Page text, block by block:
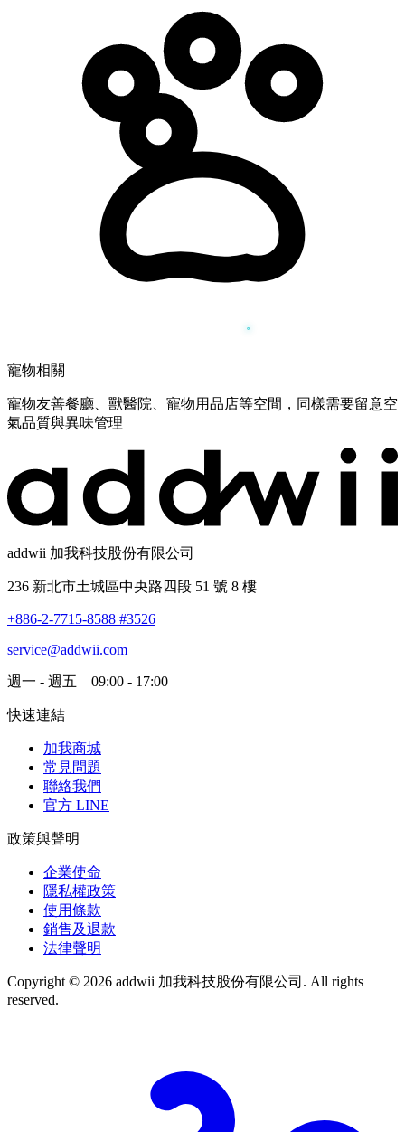
寵物相關
寵物友善餐廳、獸醫院、寵物用品店等空間，同樣需要留意空
氣品質與異味管理
addwii 加我科技股份有限公司
236 新北市土城區中央路四段 51 號 8 樓
+886-2-7715-8588 #3526
service@addwii.com
週一 - 週五 09:00 - 17:00
快速連結
加我商城
常見問題
聯絡我們
官方 LINE
政策與聲明
企業使命
隱私權政策
使用條款
銷售及退款
法律聲明
Copyright © 2026 addwii 加我科技股份有限公司. All rights
reserved.